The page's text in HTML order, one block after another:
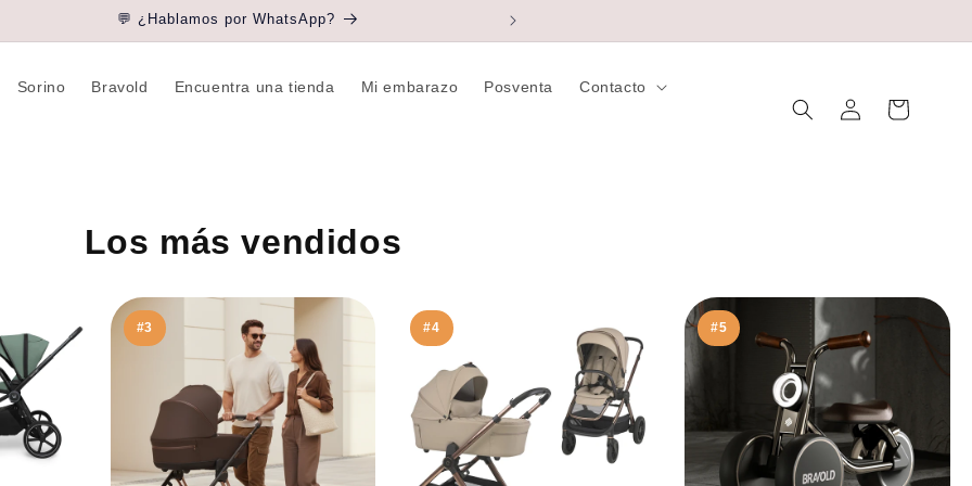
💬 ¿Hablamos por WhatsApp?
Sorino Bravold Encuentra una tienda Mi embarazo Posventa Contacto
sesión
Carrito
Los más vendidos
#3 #4 #5